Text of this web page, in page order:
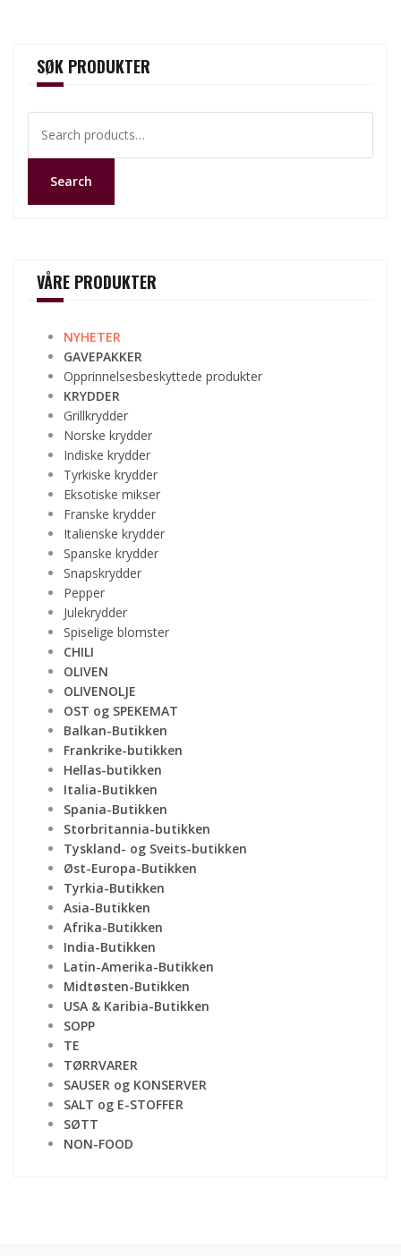
SØK PRODUKTER
for:
Search
VÅRE PRODUKTER
NYHETER
GAVEPAKKER
Opprinnelsesbeskyttede produkter
KRYDDER
Grillkrydder
Norske krydder
Indiske krydder
Tyrkiske krydder
Eksotiske mikser
Franske krydder
Italienske krydder
Spanske krydder
Snapskrydder
Pepper
Julekrydder
Spiselige blomster
CHILI
OLIVEN
OLIVENOLJE
OST og SPEKEMAT
Balkan-Butikken
Frankrike-butikken
Hellas-butikken
Italia-Butikken
Spania-Butikken
Storbritannia-butikken
Tyskland- og Sveits-butikken
Øst-Europa-Butikken
Tyrkia-Butikken
Asia-Butikken
Afrika-Butikken
India-Butikken
Latin-Amerika-Butikken
Midtøsten-Butikken
USA & Karibia-Butikken
SOPP
TE
TØRRVARER
SAUSER og KONSERVER
SALT og E-STOFFER
SØTT
NON-FOOD